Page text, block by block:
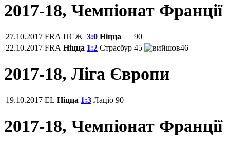
2017-18, Чемпіонат Франції
27.10.2017 FRA ПСЖ 3:0 Ніцца
90
22.10.2017 FRA Ніцца 1:2 Страсбур 45 46
2017-18, Ліга Європи
19.10.2017 EL Ніцца 1:3 Лаціо 90
2017-18, Чемпіонат Франції